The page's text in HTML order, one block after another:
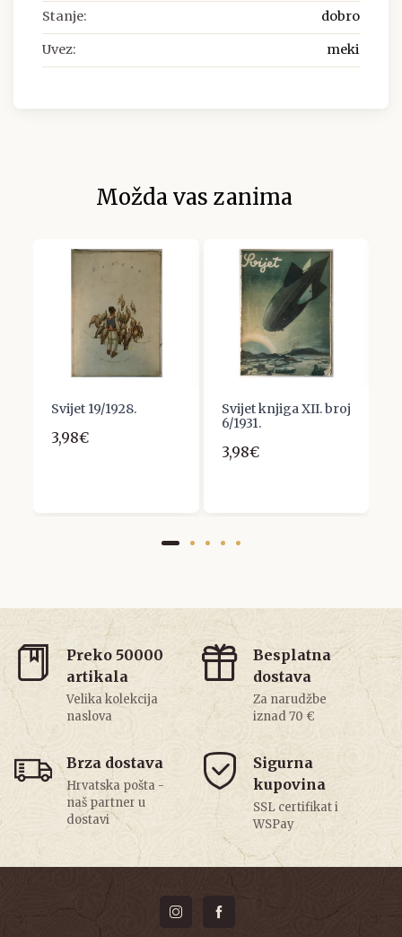
Stanje: dobro
Uvez: meki
Možda vas zanima
Svijet 19/1928.
3,98€
Svijet knjiga XII. broj
6/1931.
3,98€
Preko 50000
artikala
Velika kolekcija
naslova
Besplatna
dostava
Za narudžbe
iznad 70 €
Brza dostava
Hrvatska pošta -
naš partner u
dostavi
Sigurna
kupovina
SSL certifikat i
WSPay